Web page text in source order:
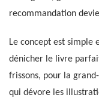
recommandation
Le concept est simple
dénicher le livre
frissons, pour la
qui dévore les